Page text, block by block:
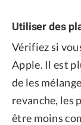
Utiliser des
Vérifiez si
Apple. Il est
de les
revanche, les
être moins